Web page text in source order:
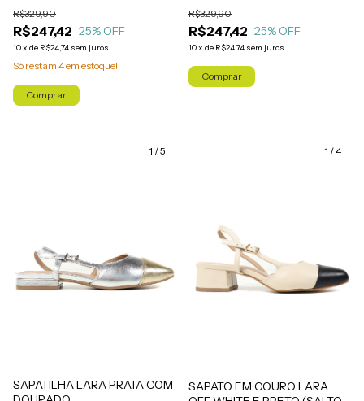
R$247,42
R$329,90
25% OFF
10x de R$24,74 sem juros
Só restam 4em estoque!
Comprar
R$247,42
R$329,90
25% OFF
10x de R$24,74 sem juros
Comprar
1 /5
SAPATILHA LARA PRATA COM
1 /4
SAPATO EM COURO LARA